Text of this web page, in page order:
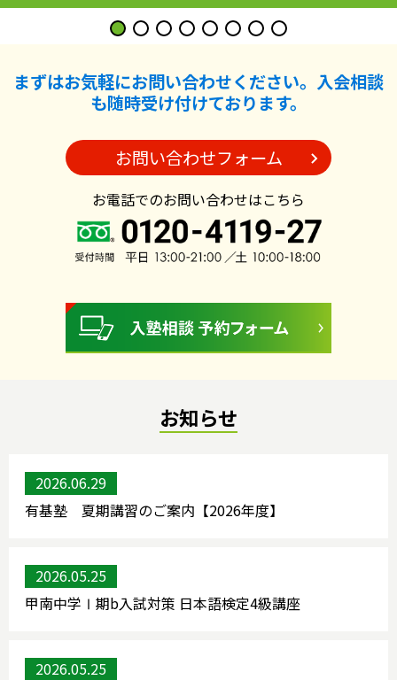
まずはお気軽にお問い合わせください。入会相談
も随時受け付けております。
お問い合わせフォーム
お電話でのお問い合わせはこちら
お知らせ
2026.06.29
有基塾 夏期講習のご案内【2026年度】
2026.05.25
甲南中学Ⅰ期b入試対策 日本語検定4級講座
2026.05.25